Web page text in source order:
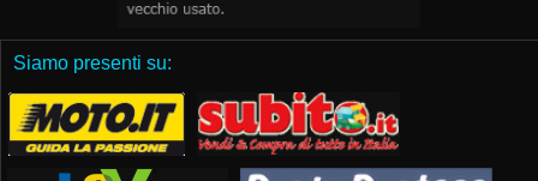
Siamo presenti su: